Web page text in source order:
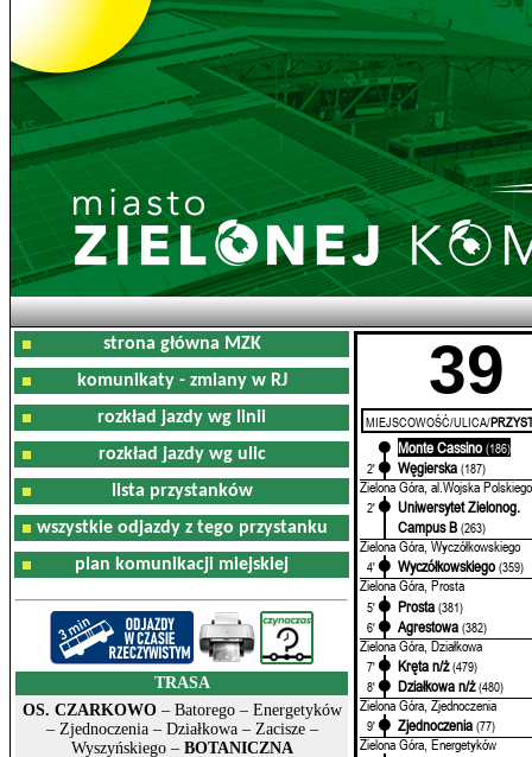
strona główna MZK
komunikaty - zmiany w RJ
rozkład jazdy wg linii
rozkład jazdy wg ulic
lista przystanków
wszystkie odjazdy z tego przystanku
plan komunikacji miejskiej
TRASA
OS. CZARKOWO– Batorego – Energetyków
– Zjednoczenia – Działkowa – Zacisze –
Wyszyńskiego – BOTANICZNA
39
MIEJSCOWOŚĆ/ULICA/
Monte Cassino (186)
2'
Węgierska (187)
Zielona Góra, al.Wojska Polskiego
2'
Uniwersytet Zielonog.
Campus B (263)
Zielona Góra, Wyczółkowskiego
4' Wyczółkowskiego (359)
Zielona Góra, Prosta
5' Prosta (381)
6'
Agrestowa (382)
Zielona Góra, Działkowa
7' Kręta n/ż (479)
8'
Działkowa n/ż (480)
Zielona Góra, Zjednoczenia
9' Zjednoczenia (77)
Zielona Góra, Energetyków